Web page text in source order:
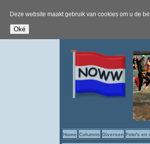
Deze website maakt gebruik van cookies om u de
Home Columns Diversen Foto's en